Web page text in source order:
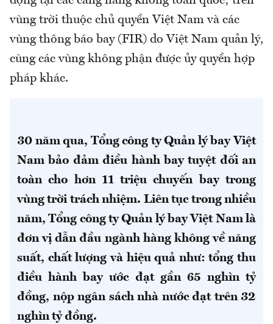
vùng trời thuộc chủ quyền Việt Nam và các
vùng thông báo bay (FIR) do Việt Nam quản lý,
cùng các vùng không phận được ủy quyền hợp
pháp khác.
30 năm qua, Tổng công ty Quản lý bay Việt
Nam bảo đảm điều hành bay tuyệt đối an
toàn cho hơn 11 triệu chuyến bay trong
vùng trời trách nhiệm. Liên tục trong nhiều
năm, Tổng công ty Quản lý bay Việt Nam là
đơn vị dẫn đầu ngành hàng không về năng
suất, chất lượng và hiệu quả như: tổng thu
điều hành bay ước đạt gần 65 nghìn tỷ
đồng, nộp ngân sách nhà nước đạt trên 32
nghìn tỷ đồng.